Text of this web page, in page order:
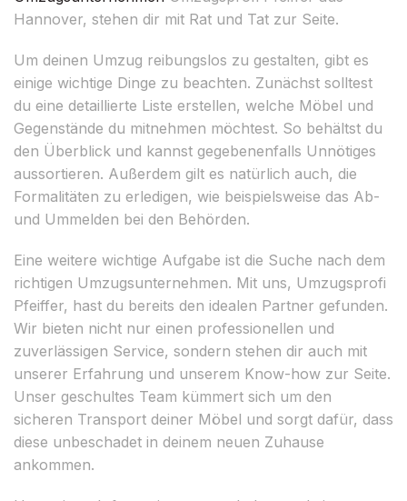
Hannover, stehen dir mit Rat und Tat zur Seite.
Um deinen Umzug reibungslos zu gestalten, gibt es
einige wichtige Dinge zu beachten. Zunächst solltest
du eine detaillierte Liste erstellen, welche Möbel und
Gegenstände du mitnehmen möchtest. So behältst du
den Überblick und kannst gegebenenfalls Unnötiges
aussortieren. Außerdem gilt es natürlich auch, die
Formalitäten zu erledigen, wie beispielsweise das Ab-
und Ummelden bei den Behörden.
Eine weitere wichtige Aufgabe ist die Suche nach dem
richtigen Umzugsunternehmen. Mit uns, Umzugsprofi
Pfeiffer, hast du bereits den idealen Partner gefunden.
Wir bieten nicht nur einen professionellen und
zuverlässigen Service, sondern stehen dir auch mit
unserer Erfahrung und unserem Know-how zur Seite.
Unser geschultes Team kümmert sich um den
sicheren Transport deiner Möbel und sorgt dafür, dass
diese unbeschadet in deinem neuen Zuhause
ankommen.